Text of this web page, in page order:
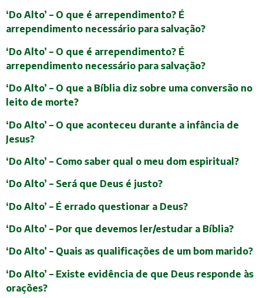
‘Do Alto’ – O que é arrependimento? É
arrependimento necessário para salvação?
‘Do Alto’ – O que é arrependimento? É
arrependimento necessário para salvação?
‘Do Alto’ – O que a Bíblia diz sobre uma conversão no
leito de morte?
‘Do Alto’ – O que aconteceu durante a infância de
Jesus?
‘Do Alto’ – Como saber qual o meu dom espiritual?
‘Do Alto’ – Será que Deus é justo?
‘Do Alto’ – É errado questionar a Deus?
‘Do Alto’ – Por que devemos ler/estudar a Bíblia?
‘Do Alto’ – Quais as qualificações de um bom marido?
‘Do Alto’ – Existe evidência de que Deus responde às
orações?